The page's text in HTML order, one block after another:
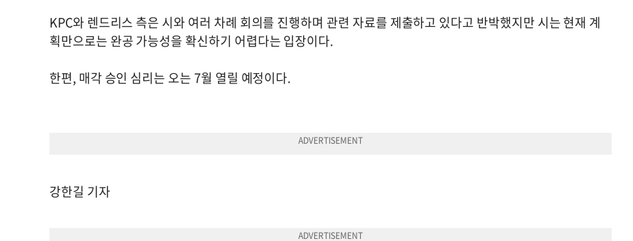
KPC와 렌드리스 측은 시와 여러 차례 회의를 진행하며 관련 자료를 제출하고 있다고 반박했지만 시는 현재 계
획만으로는 완공 가능성을 확신하기 어렵다는 입장이다.
한편, 매각 승인 심리는 오는 7월 열릴 예정이다.
강한길 기자